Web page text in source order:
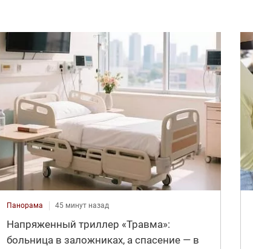
Панорама 45 минут назад
Напряженный триллер «Травма»:
больница в заложниках, а спасение — в